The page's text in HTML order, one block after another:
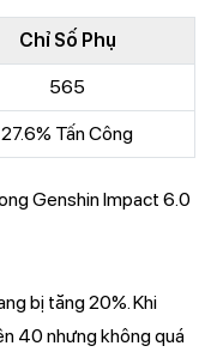
Chỉ Số Phụ
565
27.6% Tấn Công
bị tăng 20%. Khi
40 nhưng không quá